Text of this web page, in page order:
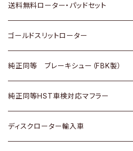
日野
三菱ふそう
ＢＭＷ
日野
三菱ふそう
三菱ふそう
その他
三菱
スバル
ダイハツ
マツダ
三菱
スバル
マツダ
三菱
日産
ダイハツ
マツダ
三菱
スバル
スズキ
日産
いすゞ
ダイハツ
マツダ
ホンダ
スズキ
日産
ダイハツ
マツダ
トヨタ
ホンダ
日産
いすゞ
ダイハツ
送料無料ローター・パッドセット
トヨタ
ホンダ
スズキ
日産
ゴールドスリットローター
トヨタ
ホンダ
スズキ
純正同等 ブレーキシュー（FBK製）
ホンダ
スズキ
純正同等HST車検対応マフラー
トヨタ
ディスクローター輸入車